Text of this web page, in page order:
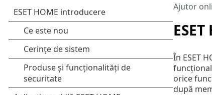
Ajutor
În ESET
orice
după